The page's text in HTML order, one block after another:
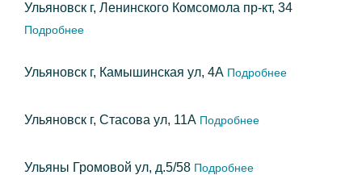
Ульяновск г, Ленинского Комсомола пр-кт, 34
Подробнее
Ульяновск г, Камышинская ул, 4А Подробнее
Ульяновск г, Стасова ул, 11А Подробнее
Ульяны Громовой ул, д.5/58 Подробнее